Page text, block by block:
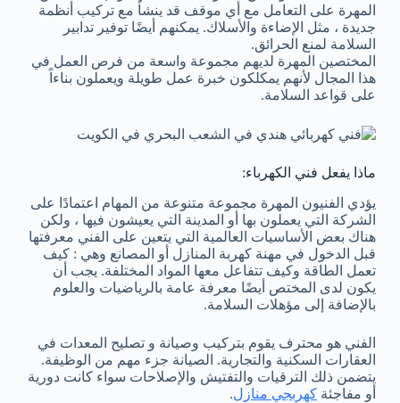
المهرة على التعامل مع أي موقف قد ينشأ مع تركيب أنظمة
جديدة ، مثل الإضاءة والأسلاك. يمكنهم أيضًا توفير تدابير
السلامة لمنع الحرائق.
المختصين المهرة لديهم مجموعة واسعة من فرص العمل في
هذا المجال لأنهم يمكلكون خبرة عمل طويلة ويعملون بناءاً
على قواعد السلامة.
ماذا يفعل فني الكهرباء:
يؤدي الفنيون المهرة مجموعة متنوعة من المهام اعتمادًا على
الشركة التي يعملون بها أو المدينة التي يعيشون فيها ، ولكن
هناك بعض الأساسيات العالمية التي يتعين على الفني معرفتها
قبل الدخول في مهنة كهربة المنازل أو المصانع وهي : كيف
تعمل الطاقة وكيف تتفاعل معها المواد المختلفة. يجب أن
يكون لدى المختص أيضًا معرفة عامة بالرياضيات والعلوم
بالإضافة إلى مؤهلات السلامة.
الفني هو محترف يقوم بتركيب وصيانة و تصليح المعدات في
العقارات السكنية والتجارية. الصيانة جزء مهم من الوظيفة.
يتضمن ذلك الترقيات والتفتيش والإصلاحات سواء كانت دورية
أو مفاجئة كهربجي منازل.